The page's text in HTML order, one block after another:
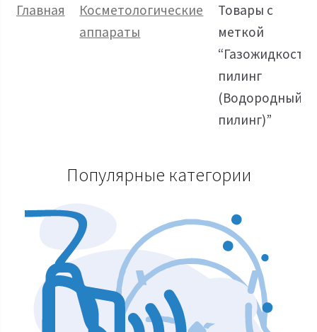
Главная
Косметологические
аппараты
Товары с
меткой
пилинг
(Водородный
пилинг)”
Популярные категории